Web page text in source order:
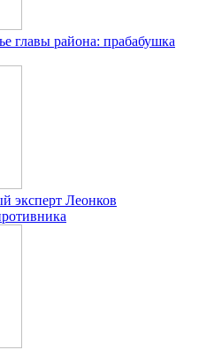
главы района: прабабушка
эксперт Леонков